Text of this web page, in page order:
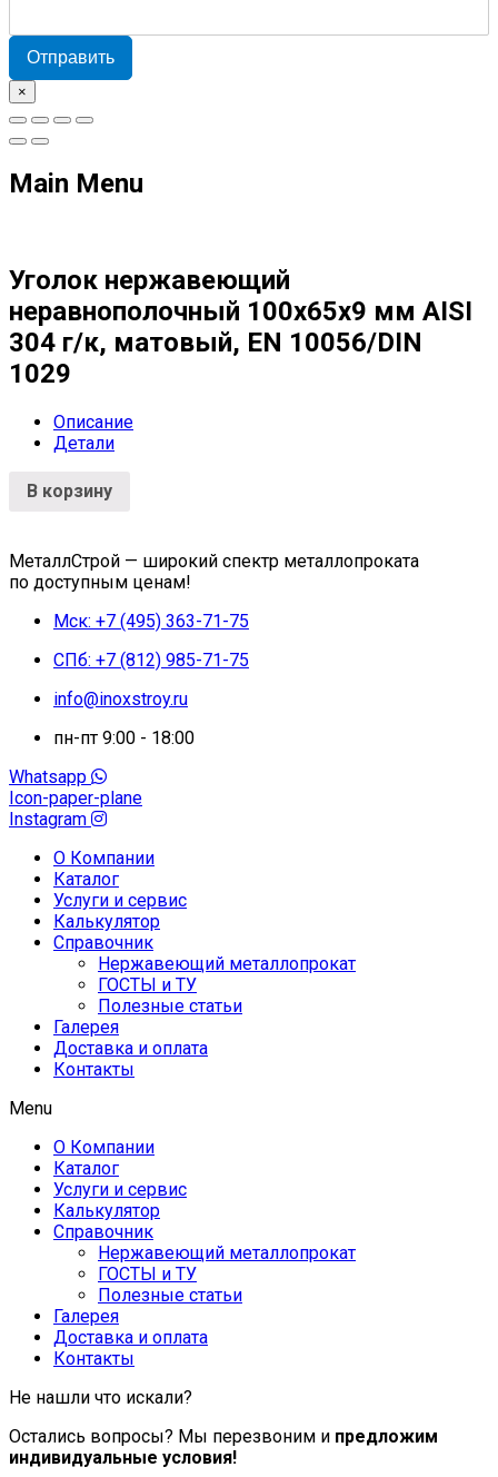
Отправить
×
Main Menu
Уголок нержавеющий
неравнополочный 100х65х9 мм AISI
304 г/к, матовый, EN 10056/DIN
1029
Описание
Детали
В корзину
МеталлСтрой — широкий спектр металлопроката
по доступным ценам!
Мск: +7 (495) 363-71-75
СПб: +7 (812) 985-71-75
info@inoxstroy.ru
пн-пт 9:00 - 18:00
Whatsapp
Icon-paper-plane
Instagram
О Компании
Каталог
Услуги и сервис
Калькулятор
Справочник
Нержавеющий металлопрокат
ГОСТЫ и ТУ
Полезные статьи
Галерея
Доставка и оплата
Контакты
Menu
О Компании
Каталог
Услуги и сервис
Калькулятор
Справочник
Нержавеющий металлопрокат
ГОСТЫ и ТУ
Полезные статьи
Галерея
Доставка и оплата
Контакты
Не нашли что искали?
Остались вопросы? Мы перезвоним и предложим
индивидуальные условия!